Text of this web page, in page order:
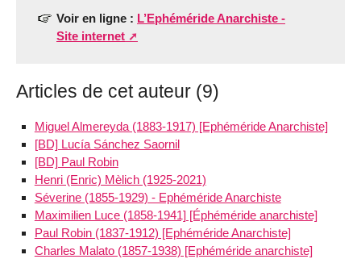
Voir en ligne : L’Ephéméride Anarchiste -
Site internet
Articles de cet auteur (9)
Miguel Almereyda (1883-1917) [Ephéméride Anarchiste]
[BD] Lucía Sánchez Saornil
[BD] Paul Robin
Henri (Enric) Mèlich (1925-2021)
Séverine (1855-1929) - Ephéméride Anarchiste
Maximilien Luce (1858-1941] [Éphéméride anarchiste]
Paul Robin (1837-1912) [Ephéméride Anarchiste]
Charles Malato (1857-1938) [Ephéméride anarchiste]